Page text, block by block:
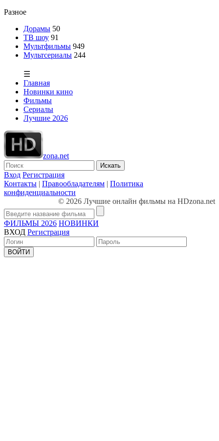
Разное
Дорамы 50
ТВ шоу 91
Мультфильмы 949
Мультсериалы 244
☰
Главная
Новинки кино
Фильмы
Сериалы
Лучшие 2026
zona.net
Искать
Вход Регистрация
Контакты | Правообладателям | Политика
конфиденциальности
© 2026 Лучшие онлайн фильмы на HDzona.net
ФИЛЬМЫ 2026 НОВИНКИ
ВХОД Регистрация